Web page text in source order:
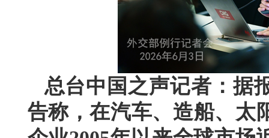
总台中国之声记者：据
告称，在汽车、造船、太